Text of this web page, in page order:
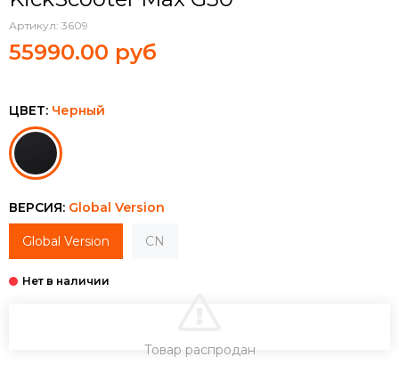
Артикул: 3609
55990.00 руб
ЦВЕТ: Черный
ВЕРСИЯ: Global Version
Global Version CN
Товар распродан